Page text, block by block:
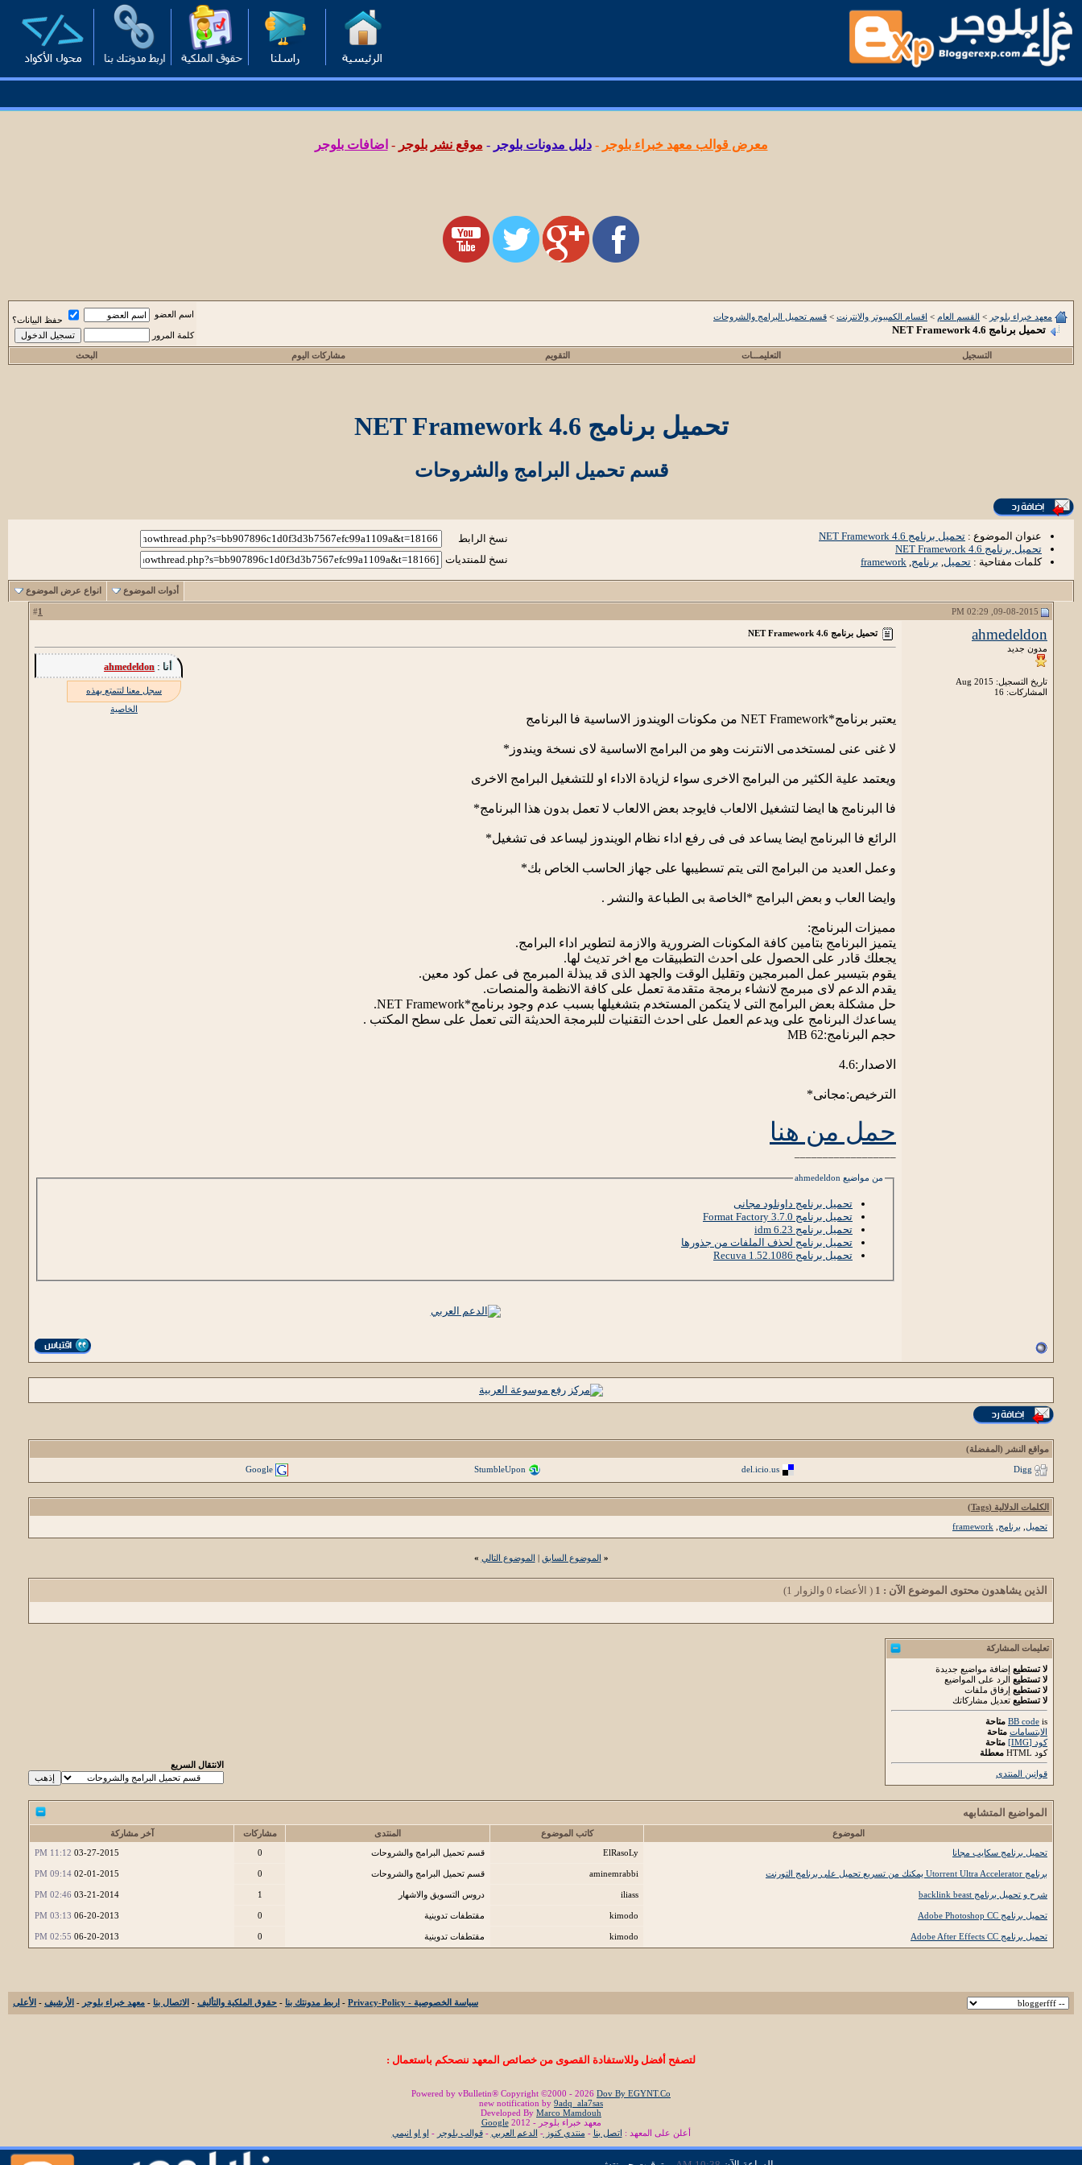
معرض قوالب معهد خبراء بلوجر -دليل مدونات بلوجر - موقع نشر بلوجر - اضافات بلوجر
معهد خبراء بلوجر > القسم العام > اقسام الكمبيوتر والانترنت > قسم تحميل البرامج والشروحات
تحميل برنامج NET Framework 4.6
اسم العضو
حفظ البيانات؟
كلمة المرور
التسجيل التعليمـــات التقويم مشاركات اليوم البحث
تحميل برنامج NET Framework 4.6
قسم تحميل البرامج والشروحات
عنوان الموضوع : تحميل برنامج NET Framework 4.6
تحميل برنامج NET Framework 4.6
كلمات مفتاحية : تحميل, برنامج,
framework
نسخ الرابط
نسخ للمنتديات
أدوات الموضوع انواع عرض الموضوع
1
ahmedeldon
مدون جديد
تاريخ التسجيل: Aug 2015
المشاركات: 16
تحميل برنامج NET Framework 4.6
أنا :ahmedeldon
سجل معنا لتتمتع بهذه
الخاصية
يعتبر برنامج*NET Framework من مكونات الويندوز الاساسية فا البرنامج
لا غنى عنى لمستخدمى الانترنت وهو من البرامج الاساسية لاى نسخة ويندوز*
ويعتمد علية الكثير من البرامج الاخرى سواء لزيادة الاداء او للتشغيل البرامج الاخرى
فا البرنامج ها ايضا لتشغيل الالعاب فايوجد بعض الالعاب لا تعمل بدون هذا البرنامج*
الرائع فا البرنامج ايضا يساعد فى فى رفع اداء نظام الويندوز ليساعد فى تشغيل*
وعمل العديد من البرامج التى يتم تسطيبها على جهاز الحاسب الخاص بك*
وايضا العاب و بعض البرامج *الخاصة بى الطباعة والنشر .
مميزات البرنامج:
يتميز البرنامج بتامين كافة المكونات الضرورية والازمة لتطوير اداء البرامج.
يجعلك قادر على الحصول على احدث التطبيقات مع اخر تديث لها.
يقوم بتيسير عمل المبرمجين وتقليل الوقت والجهد الذى قد يبذلة المبرمج فى عمل كود معين.
يقدم الدعم لاى مبرمج لانشاء برمجة متقدمة تعمل على كافة الانظمة والمنصات.
حل مشكلة بعض البرامج التى لا يتكمن المستخدم بتشغيلها بسبب عدم وجود برنامج*NET Framework.
يساعدك البرنامج على ويدعم العمل على احدث التقنيات للبرمجة الحديثة التى تعمل على سطح المكتب .
حجم البرنامج:62 MB
الاصدار:4.6
الترخيص:مجانى*
حمل من هنا
من مواضيع ahmedeldon
تحميل برنامج داونلود مجانى
تحميل برنامج Format Factory 3.7.0
تحميل برنامج idm 6.23
تحميل برنامج لحذف الملفات من جذورها
تحميل برنامج Recuva 1.52.1086
مواقع النشر (المفضلة)
Digg
del.icio.us
StumbleUpon
Google
الكلمات الدلالية (Tags)
تحميل
برنامج framework
« الموضوع السابق | الموضوع التالي »
الذين يشاهدون محتوى الموضوع الآن : 1 ( الأعضاء 0 والزوار 1)
تعليمات المشاركة
لا تستطيع إضافة مواضيع جديدة
لا تستطيع الرد على المواضيع
لا تستطيع إرفاق ملفات
لا تستطيع تعديل مشاركاتك
BB code is
متاحة
الابتسامات متاحة
كود [IMG]
متاحة
كود HTML
معطلة
قوانين المنتدى
الانتقال السريع
المواضيع المتشابهه
الموضوع كاتب الموضوع المنتدى مشاركات
آخر مشاركة
تحميل برنامج سكايب مجانا
ElRasoLy قسم تحميل البرامج والشروحات 0
03-27-2015
11:12 PM
برنامج Utorrent Ultra Accelerator يمكنك من تسريع تحميل على برنامج التورنت aminemrabbi قسم تحميل البرامج والشروحات 0
02-01-2015
09:14 PM
شرح و تحميل برنامج backlink beast iliass دروس التسويق والاشهار 1
03-21-2014
02:46 PM
تحميل برنامج Adobe Photoshop CC kimodo مقتطفات تدوينية 0
06-20-2013
03:13 PM
تحميل برنامج Adobe After Effects CC kimodo مقتطفات تدوينية 0
06-20-2013
02:55 PM
سياسة الخصوصية - Privacy-Policy - اربط مدونتك بنا - حقوق الملكية والتأليف - الاتصال بنا - معهد خبراء بلوجر - الأرشيف - الأعلى
لتصفح أفضل وللاستفادة القصوى من خصائص المعهد ننصحكم باستعمال :
Powered by vBulletin® Copyright ©2000 - 2026 Dov By EGYNT.Co
new notification by 9adq_ala7sas
Developed By Marco Mamdouh
معهد خبراء بلوجر - 2012
Google
أعلن على المعهد : اتصل بنا - منتدي كنوز- الدعم العربي -قوالب بلوجر - او او انيمي